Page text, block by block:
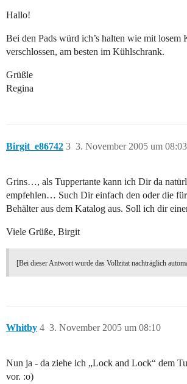
Hallo!
Bei den Pads würd ich’s halten wie mit losem
verschlossen, am besten im Kühlschrank.
Grüßle
Regina
Birgit_e86742 3. November 2005 um 08:03
3
Grins…, als Tuppertante kann ich Dir da
empfehlen… Such Dir einfach den oder die
Behälter aus dem Katalog aus. Soll ich dir
Viele Grüße, Birgit
[Bei dieser Antwort wurde das Vollzitat nachträglich
Whitby 3. November 2005 um 08:10
4
Nun ja - da ziehe ich „Lock and Lock“ dem
vor. :o)